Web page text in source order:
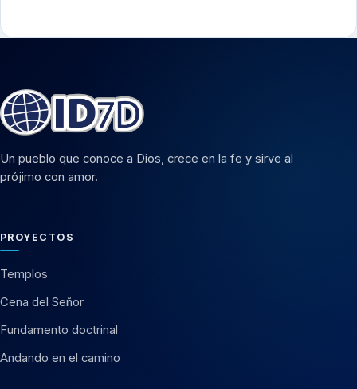
Un pueblo que conoce a Dios, crece en la fe y sirve al
prójimo con amor.
PROYECTOS
Templos
Cena del Señor
Fundamento doctrinal
Andando en el camino